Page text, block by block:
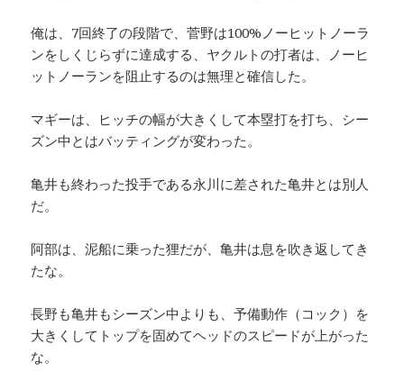
俺は、7回終了の段階で、菅野は100%ノーヒットノーラ
ンをしくじらずに達成する、ヤクルトの打者は、ノーヒ
ットノーランを阻止するのは無理と確信した。
マギーは、ヒッチの幅が大きくして本塁打を打ち、シー
ズン中とはバッティングが変わった。
亀井も終わった投手である永川に差された亀井とは別人
だ。
阿部は、泥船に乗った狸だが、亀井は息を吹き返してき
たな。
長野も亀井もシーズン中よりも、予備動作（コック）を
大きくしてトップを固めてヘッドのスピードが上がった
な。